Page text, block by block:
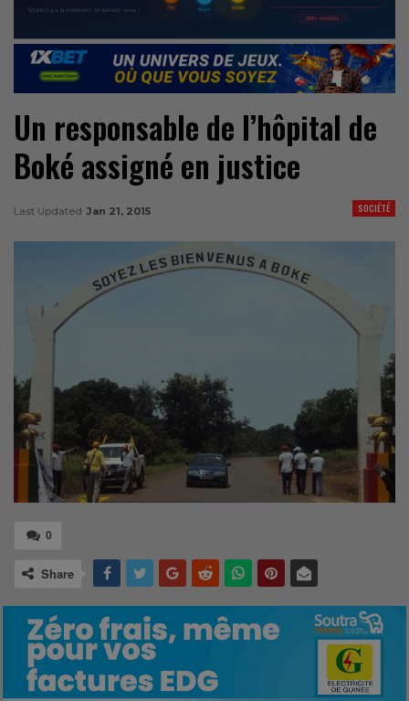
Un responsable de l’hôpital de
Boké assigné en justice
SOCIÉTÉ
Last Updated Jan 21, 2015
0
Share